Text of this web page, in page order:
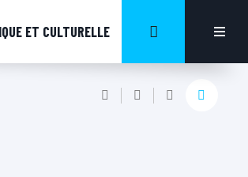
ET CULTURELLE